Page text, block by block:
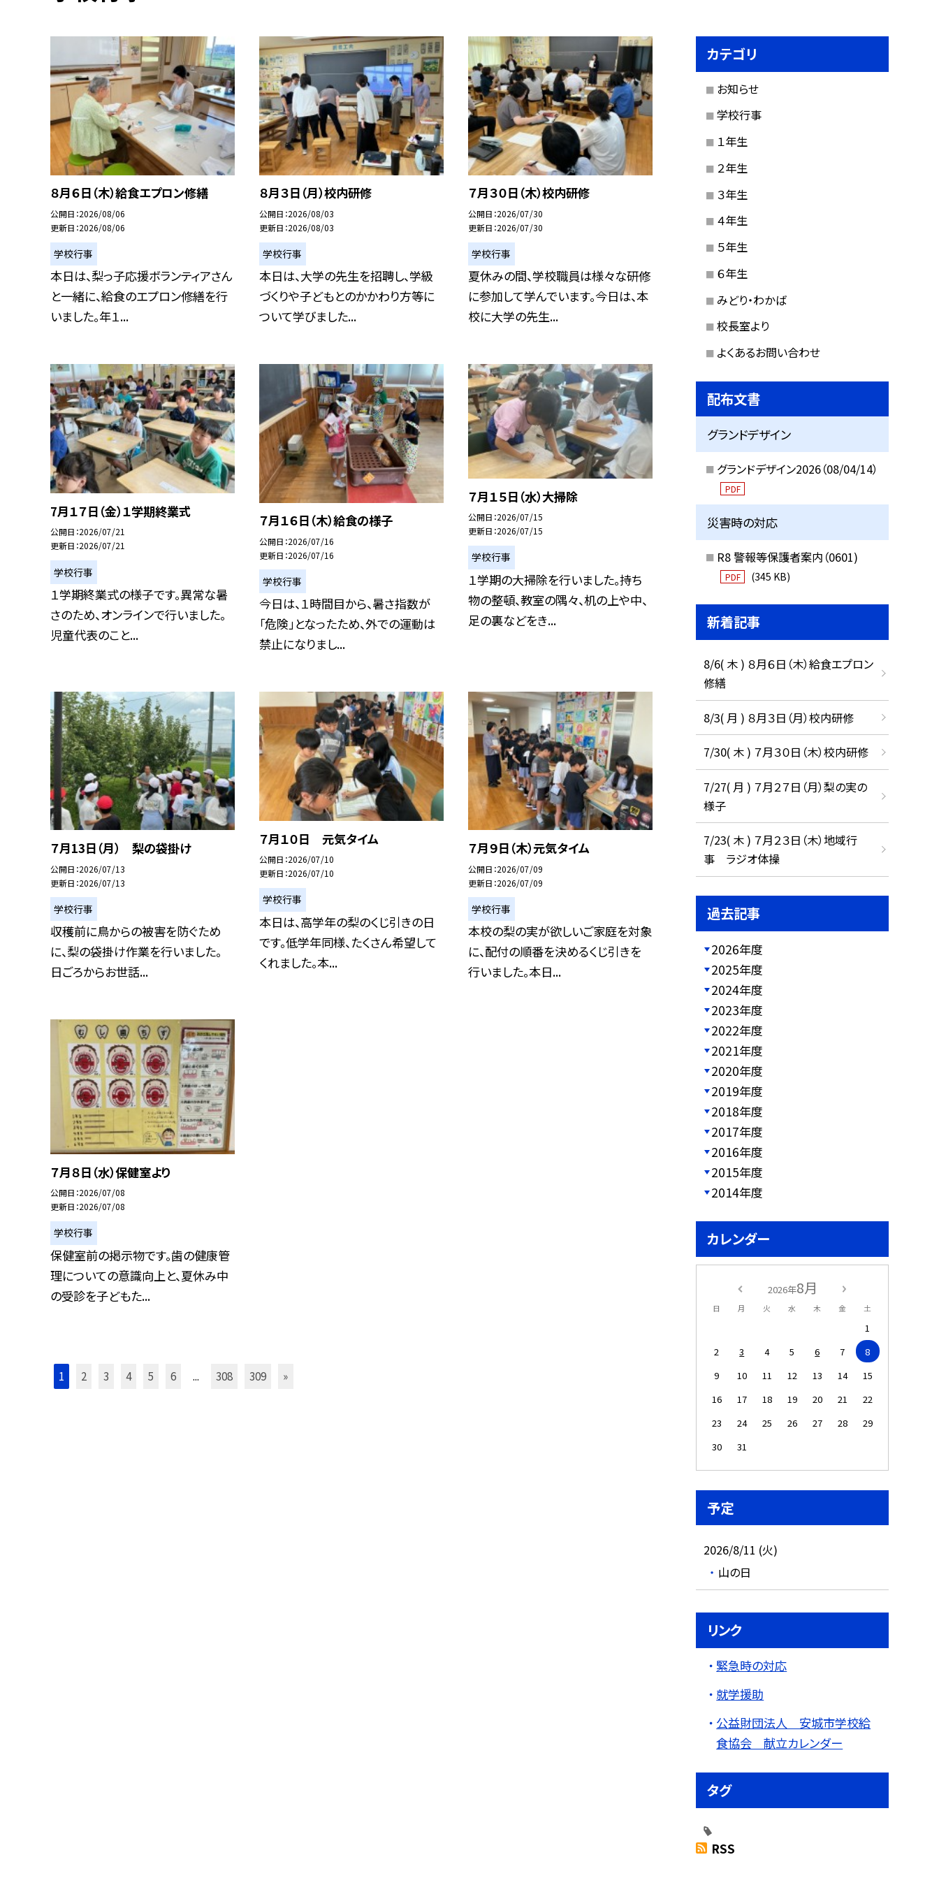
８月６日（木）給食エプロン修繕
公開日 2026/08/06
更新日 2026/08/06
学校行事
本日は、梨っ子応援ボランティアさん
と一緒に、給食のエプロン修繕を行
いました。年１...
８月３日（月）校内研修
公開日 2026/08/03
更新日 2026/08/03
学校行事
本日は、大学の先生を招聘し、学級
づくりや子どもとのかかわり方等に
ついて学びました...
７月３０日（木）校内研修
公開日 2026/07/30
更新日 2026/07/30
学校行事
夏休みの間、学校職員は様々な研修
に参加して学んでいます。今日は、本
校に大学の先生...
7月１７日（金）１学期終業式
公開日 2026/07/21
更新日 2026/07/21
学校行事
１学期終業式の様子です。異常な暑
さのため、オンラインで行いました。
児童代表のこと...
７月１６日（木）給食の様子
公開日 2026/07/16
更新日 2026/07/16
学校行事
今日は、１時間目から、暑さ指数が
「危険」となったため、外での運動は
禁止になりまし...
７月１５日（水）大掃除
公開日 2026/07/15
更新日 2026/07/15
学校行事
１学期の大掃除を行いました。持ち
物の整頓、教室の隅々、机の上や中、
足の裏などをき...
７月13日（月） 梨の袋掛け
公開日 2026/07/13
更新日 2026/07/13
学校行事
収穫前に鳥からの被害を防ぐため
に、梨の袋掛け作業を行いました。
日ごろからお世話...
７月１０日 元気タイム
公開日 2026/07/10
更新日 2026/07/10
学校行事
本日は、高学年の梨のくじ引きの日
です。低学年同様、たくさん希望して
くれました。本...
７月９日（木）元気タイム
公開日 2026/07/09
更新日 2026/07/09
学校行事
本校の梨の実が欲しいご家庭を対象
に、配付の順番を決めるくじ引きを
行いました。本日...
７月８日（水）保健室より
公開日 2026/07/08
更新日 2026/07/08
学校行事
保健室前の掲示物です。歯の健康管
理についての意識向上と、夏休み中
の受診を子どもた...
1 2 3 4 5 6 ... 308 309 »
カテゴリ
お知らせ
学校行事
１年生
２年生
３年生
４年生
５年生
６年生
みどり・わかば
校長室より
よくあるお問い合わせ
配布文書
グランドデザイン
グランドデザイン2026（08/04/14）
PDF
災害時の対応
R8 警報等保護者案内（0601)
PDF (345 KB)
新着記事
8/6( 木 ) ８月６日（木）給食エプロン
修繕
8/3( 月 ) ８月３日（月）校内研修
7/30( 木 ) ７月３０日（木）校内研修
7/27( 月 ) ７月２７日（月）梨の実の
様子
7/23( 木 ) ７月２３日（木）地域行
事 ラジオ体操
過去記事
2026年度
2025年度
2024年度
2023年度
2022年度
2021年度
2020年度
2019年度
2018年度
2017年度
2016年度
2015年度
2014年度
カレンダー
2026年8月
日 月 火 水 木 金 土
1
2
3 4 5 6 7
8
9
10 11 12 13 14
15
16
17 18 19 20 21
22
23
24 25 26 27 28
29
30
31
予定
2026/8/11 (火)
山の日
リンク
緊急時の対応
就学援助
公益財団法人 安城市学校給
食協会 献立カレンダー
タグ
RSS